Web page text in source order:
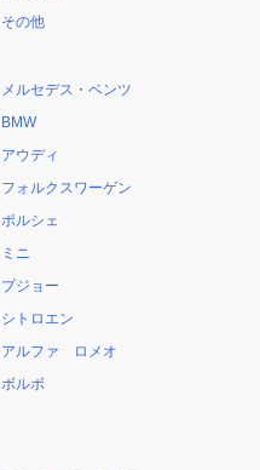
その他
メルセデス・ベンツ
BMW
アウディ
フォルクスワーゲン
ポルシェ
ミニ
プジョー
シトロエン
アルファ ロメオ
ボルボ